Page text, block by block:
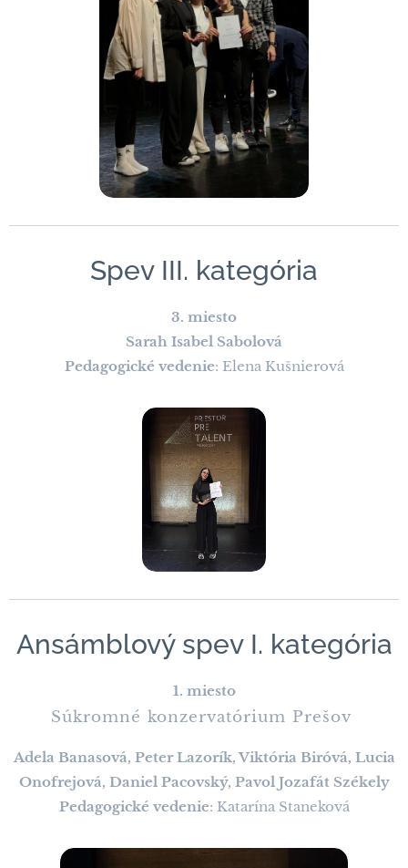
Spev III. kategória
3. miesto
Sarah Isabel Sabolová
Pedagogické vedenie: Elena Kušnierová
Ansámblový spev I. kategória
1. miesto
Súkromné konzervatórium Prešov
Adela Banasová, Peter Lazorík, Viktória Biróvá, Lucia
Onofrejová, Daniel Pacovský, Pavol Jozafát Székely
Pedagogické vedenie: Katarína Staneková